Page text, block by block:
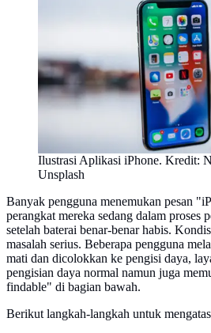
Ilustrasi Aplikasi iPhone. Kredit:
Unsplash
Banyak pengguna menemukan pesan
perangkat mereka sedang dalam proses
setelah baterai benar-benar habis.
masalah serius. Beberapa pengguna
mati dan dicolokkan ke pengisi daya,
pengisian daya normal namun juga
findable" di bagian bawah.
Berikut langkah-langkah untuk